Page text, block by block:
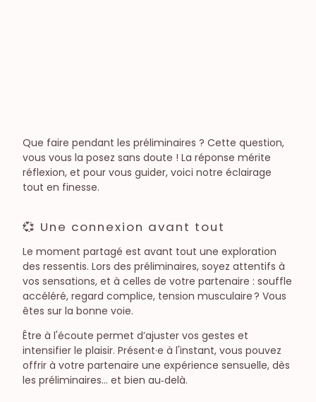
Le sexe dans la société
Féminisme
Que faire pendant les préliminaires ? Cette question,
vous vous la posez sans doute ! La réponse mérite
réflexion, et pour vous guider, voici notre éclairage
tout en finesse.
💞 Une connexion avant tout
Le moment partagé est avant tout une exploration
des ressentis. Lors des préliminaires, soyez attentifs à
vos sensations, et à celles de votre partenaire : souffle
accéléré, regard complice, tension musculaire ? Vous
êtes sur la bonne voie.
Être à l'écoute permet d’ajuster vos gestes et
intensifier le plaisir. Présent·e à l'instant, vous pouvez
offrir à votre partenaire une expérience sensuelle, dès
les préliminaires… et bien au‏‑delà.